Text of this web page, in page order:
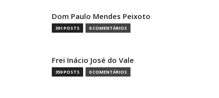
Dom Paulo Mendes Peixoto
391 POSTS 0 COMENTÁRIOS
Frei Inácio José do Vale
359 POSTS 0 COMENTÁRIOS